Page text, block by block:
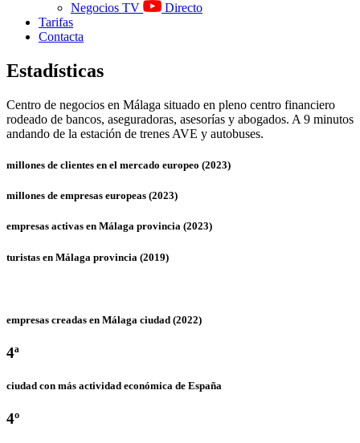
Negocios TV
Directo
Tarifas
Contacta
Estadísticas
Centro de negocios en Málaga situado en pleno centro financiero
rodeado de bancos, aseguradoras, asesorías y abogados. A 9 minutos
andando de la estación de trenes AVE y autobuses.
millones de clientes en el mercado europeo (2023)
millones de empresas europeas (2023)
empresas activas en Málaga provincia (2023)
turistas en Málaga provincia (2019)
empresas creadas en Málaga ciudad (2022)
4ª
ciudad con más actividad económica de España
4º